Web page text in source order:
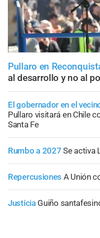
Pullaro en
al desarrollo y no al
El gobernador en el
Pullaro visitará en Chile
Santa Fe
Rumbo a 2027 Se activa
Repercusiones A Unión
Justicia Guiño